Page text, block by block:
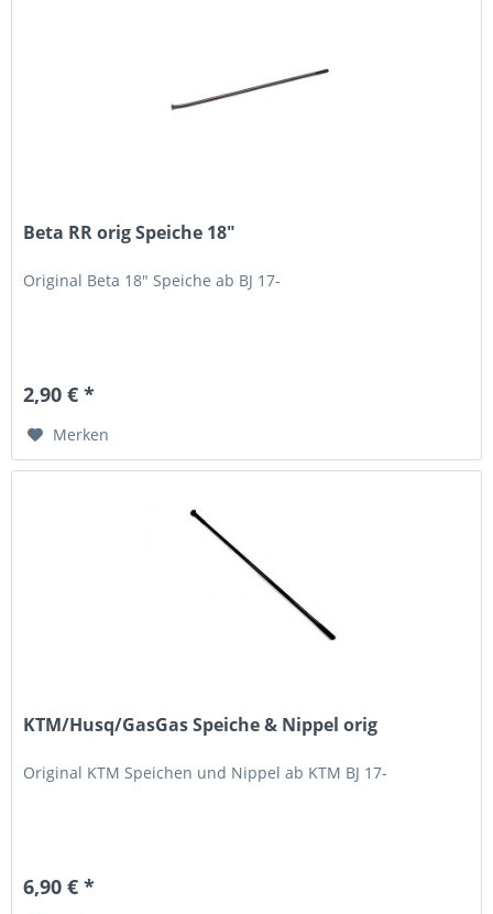
Beta RR orig Speiche 18"
Original Beta 18" Speiche ab BJ 17-
2,90 € *
Merken
KTM/Husq/GasGas Speiche & Nippel orig
Original KTM Speichen und Nippel ab KTM BJ 17-
6,90 € *